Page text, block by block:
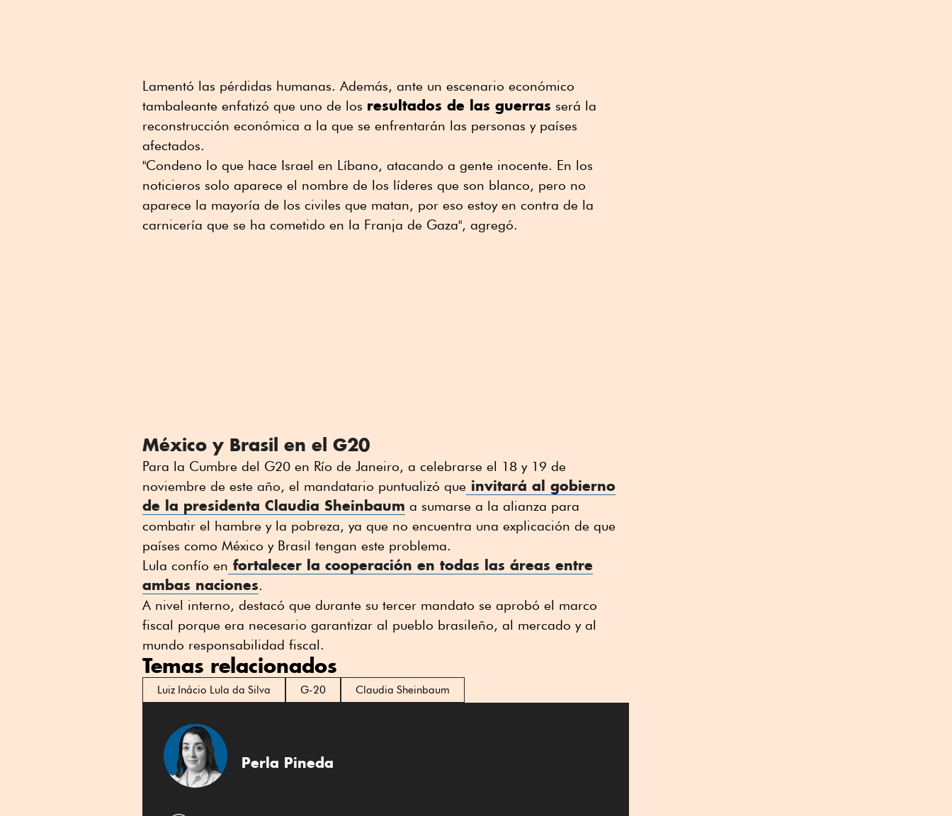
Lamentó las pérdidas humanas. Además, ante un escenario económico
tambaleante enfatizó que uno de los resultados de las guerras será la
reconstrucción económica a la que se enfrentarán las personas y países
afectados.
"Condeno lo que hace Israel en Líbano, atacando a gente inocente. En los
noticieros solo aparece el nombre de los líderes que son blanco, pero no
aparece la mayoría de los civiles que matan, por eso estoy en contra de la
carnicería que se ha cometido en la Franja de Gaza", agregó.
México y Brasil en el G20
Para la Cumbre del G20 en Río de Janeiro, a celebrarse el 18 y 19 de
noviembre de este año, el mandatario puntualizó que invitará al gobierno
de la presidenta Claudia Sheinbaum a sumarse a la alianza para
combatir el hambre y la pobreza, ya que no encuentra una explicación de que
países como México y Brasil tengan este problema.
Lula confío en fortalecer la cooperación en todas las áreas entre
ambas naciones.
A nivel interno, destacó que durante su tercer mandato se aprobó el marco
fiscal porque era necesario garantizar al pueblo brasileño, al mercado y al
mundo responsabilidad fiscal.
Temas relacionados
Luiz Inácio Lula da Silva G-20 Claudia Sheinbaum
Perla Pineda